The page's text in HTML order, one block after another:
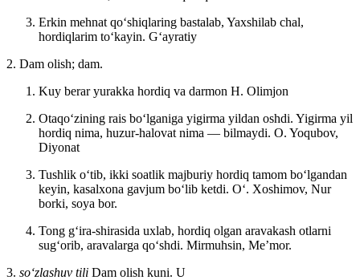
Erkin mehnat qoʻshiqlaring bastalab, Yaxshilab chal,
hordiqlarim toʻkayin. Gʻayratiy
2. Dam olish; dam.
Kuy berar yurakka hordiq va darmon H. Olimjon
Otaqoʻzining rais boʻlganiga yigirma yildan oshdi. Yigirma yil
hordiq nima, huzur-halovat nima — bilmaydi. O. Yoqubov,
Diyonat
Tushlik oʻtib, ikki soatlik majburiy hordiq tamom boʻlgandan
keyin, kasalxona gavjum boʻlib ketdi. Oʻ. Xoshimov, Nur
borki, soya bor.
Tong gʻira-shirasida uxlab, hordiq olgan aravakash otlarni
sugʻorib, aravalarga qoʻshdi. Mirmuhsin, Meʼmor.
3. so‘zlashuv tili Dam olish kuni. U